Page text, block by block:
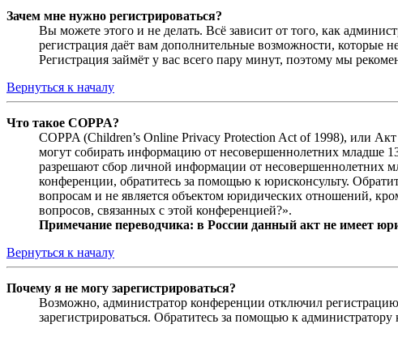
Зачем мне нужно регистрироваться?
Вы можете этого и не делать. Всё зависит от того, как
регистрация даёт вам дополнительные возможности, которые
Регистрация займёт у вас всего пару минут, поэтому мы
Вернуться к началу
Что такое COPPA?
COPPA (Children’s Online Privacy Protection Act of 1998), или
могут собирать информацию от несовершеннолетних младше
разрешают сбор личной информации от несовершеннолетних
конференции, обратитесь за помощью к юрисконсульту.
вопросам и не является объектом юридических отношений,
вопросов, связанных с этой конференцией?».
Примечание переводчика: в России данный акт не имеет
Вернуться к началу
Почему я не могу зарегистрироваться?
Возможно, администратор конференции отключил
зарегистрироваться. Обратитесь за помощью к